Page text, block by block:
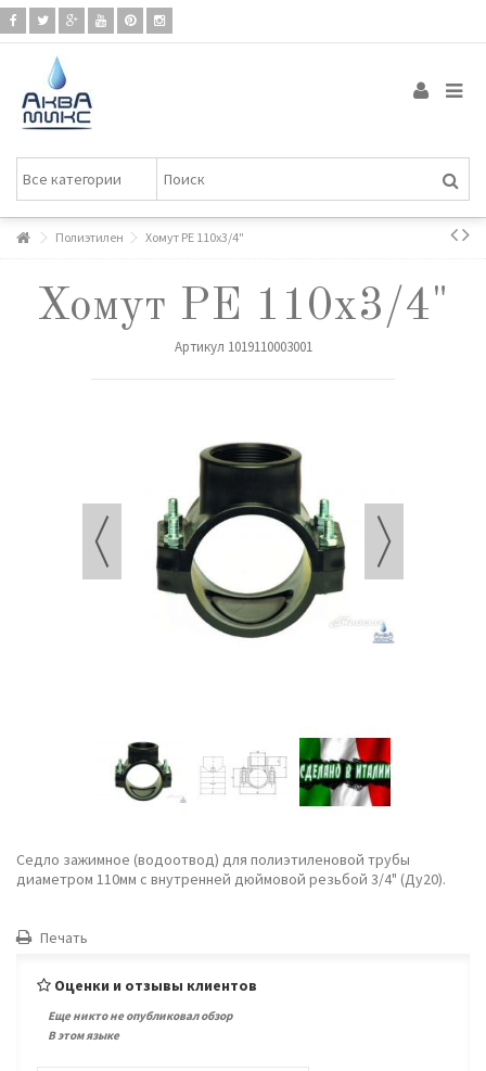
Полиэтилен Хомут РЕ 110х3/4"
Хомут РЕ 110х3/4"
Артикул 1019110003001
Седло зажимное (водоотвод) для полиэтиленовой трубы
диаметром 110мм с внутренней дюймовой резьбой 3/4" (Ду20).
Печать
Оценки и отзывы клиентов
Еще никто не опубликовал обзор
В этом языке